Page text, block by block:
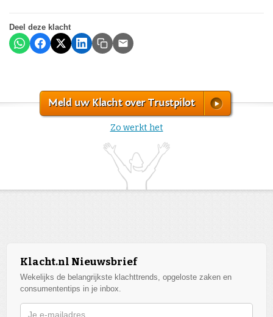
Deel deze klacht
Meld uw Klacht over Trustpilot
Zo werkt het
Klacht.nl Nieuwsbrief
Wekelijks de belangrijkste klachttrends, opgeloste zaken en
consumententips in je inbox.